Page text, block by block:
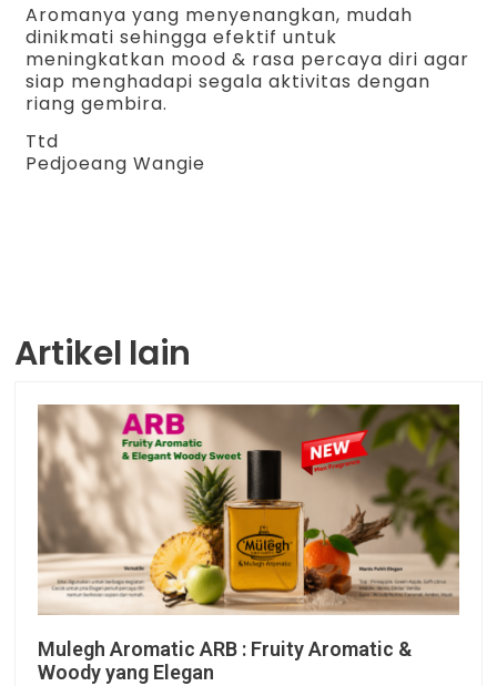
Aromanya yang menyenangkan, mudah
dinikmati sehingga efektif untuk
meningkatkan mood & rasa percaya diri agar
siap menghadapi segala aktivitas dengan
riang gembira.
Ttd
Pedjoeang Wangie
Artikel lain
Mulegh Aromatic ARB : Fruity Aromatic &
Woody yang Elegan